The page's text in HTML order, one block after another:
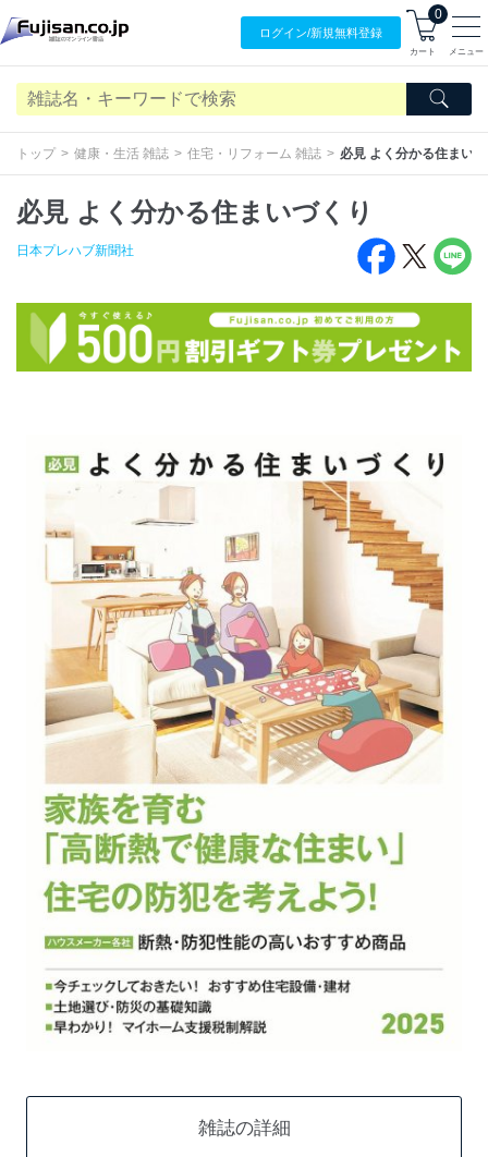
ログイン/新規無料登録
0
カート メニュー
トップ 健康・生活 雑誌 住宅・リフォーム 雑誌 必見 よく分かる住まい
必見 よく分かる住まいづくり
日本プレハブ新聞社
雑誌の詳細